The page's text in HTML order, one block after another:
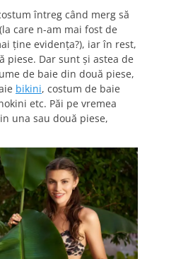
întreg când merg să
care n-am mai fost de
ține evidența?), iar în rest,
piese. Dar sunt și astea de
de baie din două piese,
bikini, costum de baie
etc. Păi pe vremea
una sau două piese,